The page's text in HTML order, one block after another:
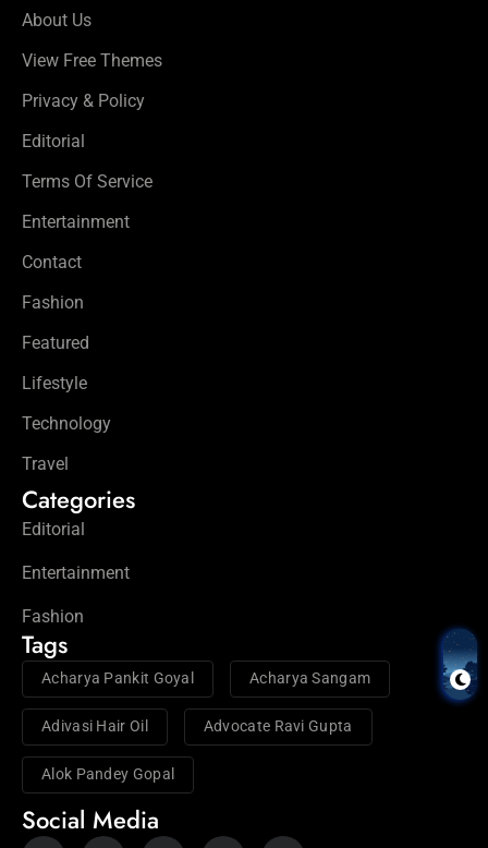
About Us
View Free Themes
Privacy & Policy
Editorial
Terms Of Service
Entertainment
Contact
Fashion
Featured
Lifestyle
Technology
Travel
Categories
Editorial
Entertainment
Fashion
Tags
Acharya Pankit Goyal Acharya Sangam
Adivasi Hair Oil Advocate Ravi Gupta
Alok Pandey Gopal
Social Media